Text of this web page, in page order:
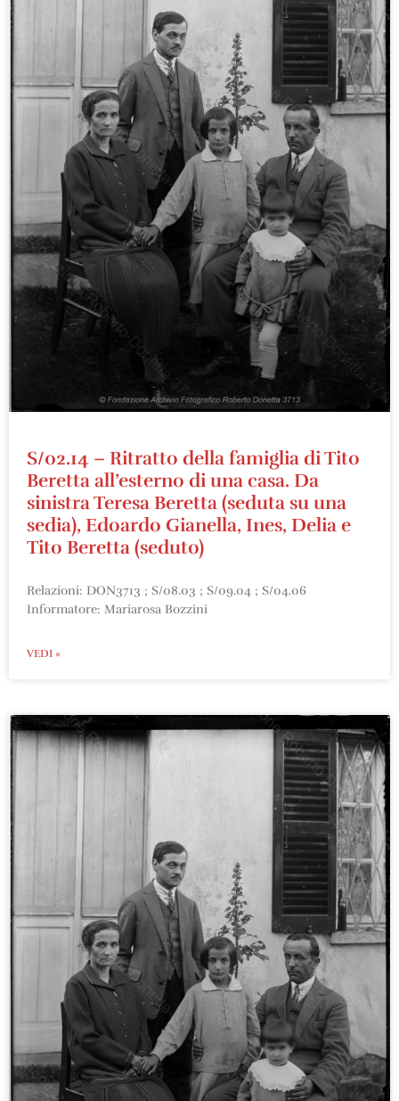
S/02.14 – Ritratto della famiglia di Tito
Beretta all’esterno di una casa. Da
sinistra Teresa Beretta (seduta su una
sedia), Edoardo Gianella, Ines, Delia e
Tito Beretta (seduto)
Relazioni: DON3713 ; S/08.03 ; S/09.04 ; S/04.06
Informatore: Mariarosa Bozzini
VEDI »